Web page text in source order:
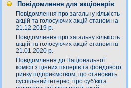
Повідомлення для акціонерів
Повідомлення про загальну кількість
акцій та голосуючих акцій станом на
21.12.2019 р.
Повідомлення про загальну кількість
акцій та голосуючих акцій станом на
21.01.2020 р.
Повідомлення до Національної
комісії з цінних паперів та фондового
ринку підприємством, що становить
суспільний інтерес, про суб'єкта